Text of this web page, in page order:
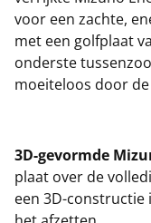
voor een zachte,
met een golfplaat
onderste
moeiteloos door
3D-gevormde
plaat over de
een 3D-